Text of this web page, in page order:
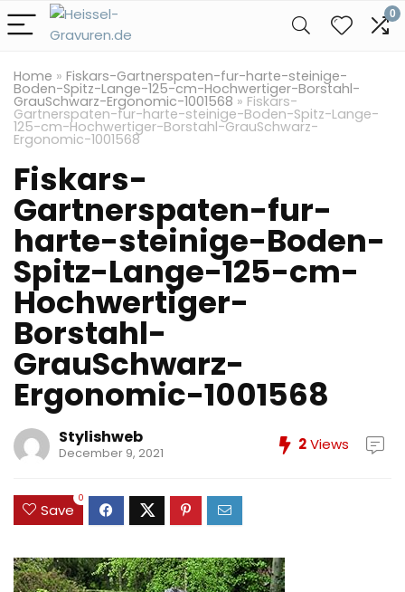
0
Home » Fiskars-Gartnerspaten-fur-harte-steinige-
Boden-Spitz-Lange-125-cm-Hochwertiger-Borstahl-
GrauSchwarz-Ergonomic-1001568 » Fiskars-
Gartnerspaten-fur-harte-steinige-Boden-Spitz-Lange-
125-cm-Hochwertiger-Borstahl-GrauSchwarz-
Ergonomic-1001568
Fiskars-
Gartnerspaten-fur-
harte-steinige-Boden-
Spitz-Lange-125-cm-
Hochwertiger-
Borstahl-
GrauSchwarz-
Ergonomic-1001568
Stylishweb
December 9, 2021 2Views
Save
0